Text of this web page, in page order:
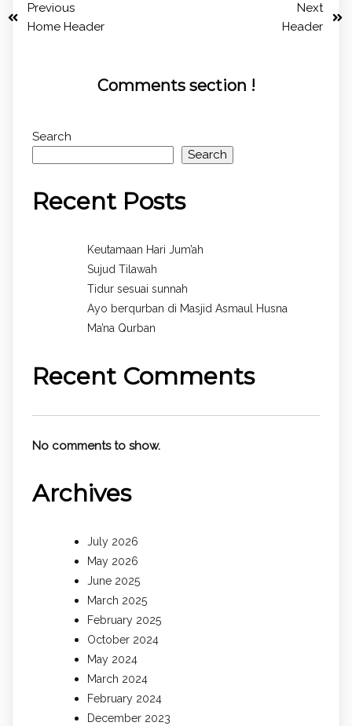
Previous
Home Header
Next
Header
Comments section !
Search
Search
Recent Posts
Keutamaan Hari Jum’ah
Sujud Tilawah
Tidur sesuai sunnah
Ayo berqurban di Masjid Asmaul Husna
Ma’na Qurban
Recent Comments
No comments to show.
Archives
July 2026
May 2026
June 2025
March 2025
February 2025
October 2024
May 2024
March 2024
February 2024
December 2023